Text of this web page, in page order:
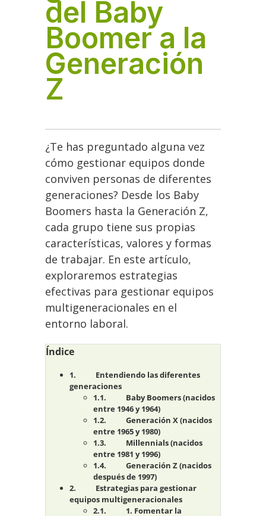
del Baby
Boomer a la
Generación
Z
¿Te has preguntado alguna vez
cómo gestionar equipos donde
conviven personas de diferentes
generaciones? Desde los Baby
Boomers hasta la Generación Z,
cada grupo tiene sus propias
características, valores y formas
de trabajar. En este artículo,
exploraremos estrategias
efectivas para gestionar equipos
multigeneracionales en el
entorno laboral.
Índice
Entendiendo las diferentes
generaciones
Baby Boomers (nacidos
entre 1946 y 1964)
Generación X (nacidos
entre 1965 y 1980)
Millennials (nacidos
entre 1981 y 1996)
Generación Z (nacidos
después de 1997)
Estrategias para gestionar
equipos multigeneracionales
1. Fomentar la